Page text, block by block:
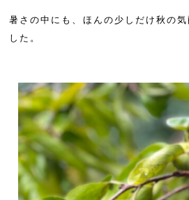
暑さの中にも、ほんの少しだけ秋の
した。